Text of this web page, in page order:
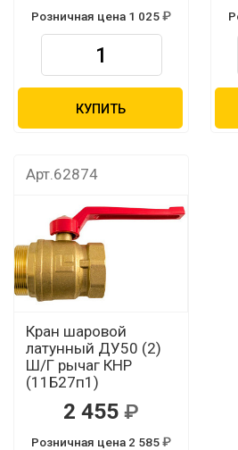
Розничная цена 1 025
КУПИТЬ
Арт.62874
Кран шаровой
латунный ДУ50 (2)
Ш/Г рычаг КНР
(11Б27п1)
2 455
Розничная цена 2 585